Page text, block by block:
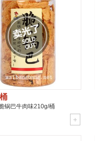
锅巴牛肉味210g/桶